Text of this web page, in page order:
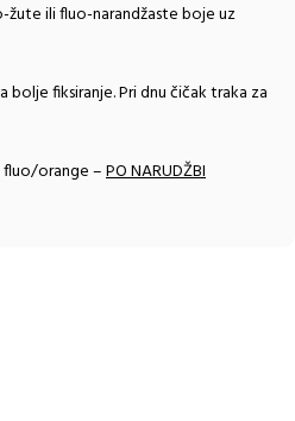
žute ili fluo-narandžaste bojeuz
bolje fiksiranje. Pri dnu čičak traka za
fluo/orange –PO NARUDŽBI